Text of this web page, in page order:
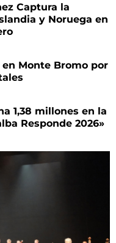
Captura la
y Noruega en
Monte Bromo por
1,38 millones en la
Responde 2026»